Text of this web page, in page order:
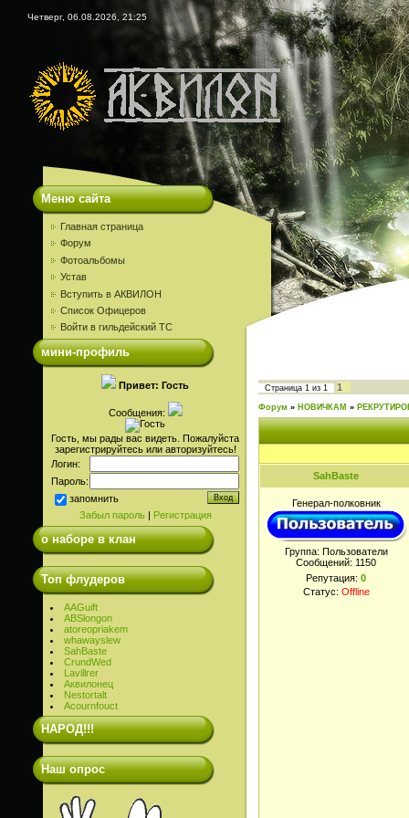
Четверг, 06.08.2026, 21:25
Меню сайта
Главная страница
Форум
Фотоальбомы
Устав
Вступить в АКВИЛОН
Список Офицеров
Войти в гильдейский ТС
мини-профиль
Привет: Гость
Сообщения:
Гость, мы рады вас видеть. Пожалуйста
зарегистрируйтесь или авторизуйтесь!
Логин:
Пароль:
запомнить
Забыл пароль| Регистрация
о наборе в клан
Топ флудеров
AAGuift
ABSlongon
atoreopriakem
whawayslew
SahBaste
CrundWed
Lavillrer
Аквилонец
Nestortalt
Acournfouct
НАРОД!!!
Наш опрос
Страница 1 из 1 1
Форум » НОВИЧКАМ »
SahBaste
Генерал-полковник
Группа: Пользователи
Сообщений: 1150
Репутация: 0
Статус: Offline